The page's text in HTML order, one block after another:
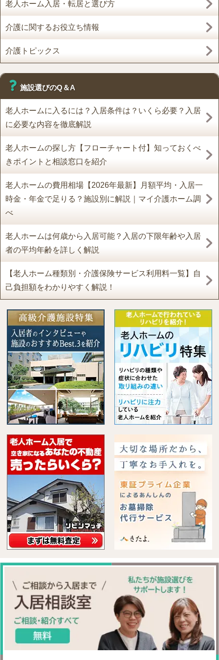
老人ホーム入居・転居と選び方
介護に関するお役立ち情報
介護トピックス
施設選びのQ＆A
老人ホームに入るには？入居条件は？いくら必要？入居
に必要な内容を徹底解説
老人ホームの探し方【フローチャート付】知っておくべ
きポイントと相談窓口を紹介
老人ホームの費用相場【2026年最新】月額平均・入居一
時金・年金で足りる？施設別に解説｜マイ介護ホーム調
べ
老人ホームは何歳から入居可能？入居の下限年齢や入居
者の平均年齢を詳しく解説
【老人ホーム種類別・介護保険サービス利用料一覧】自
己負担額をわかりやすく解説！